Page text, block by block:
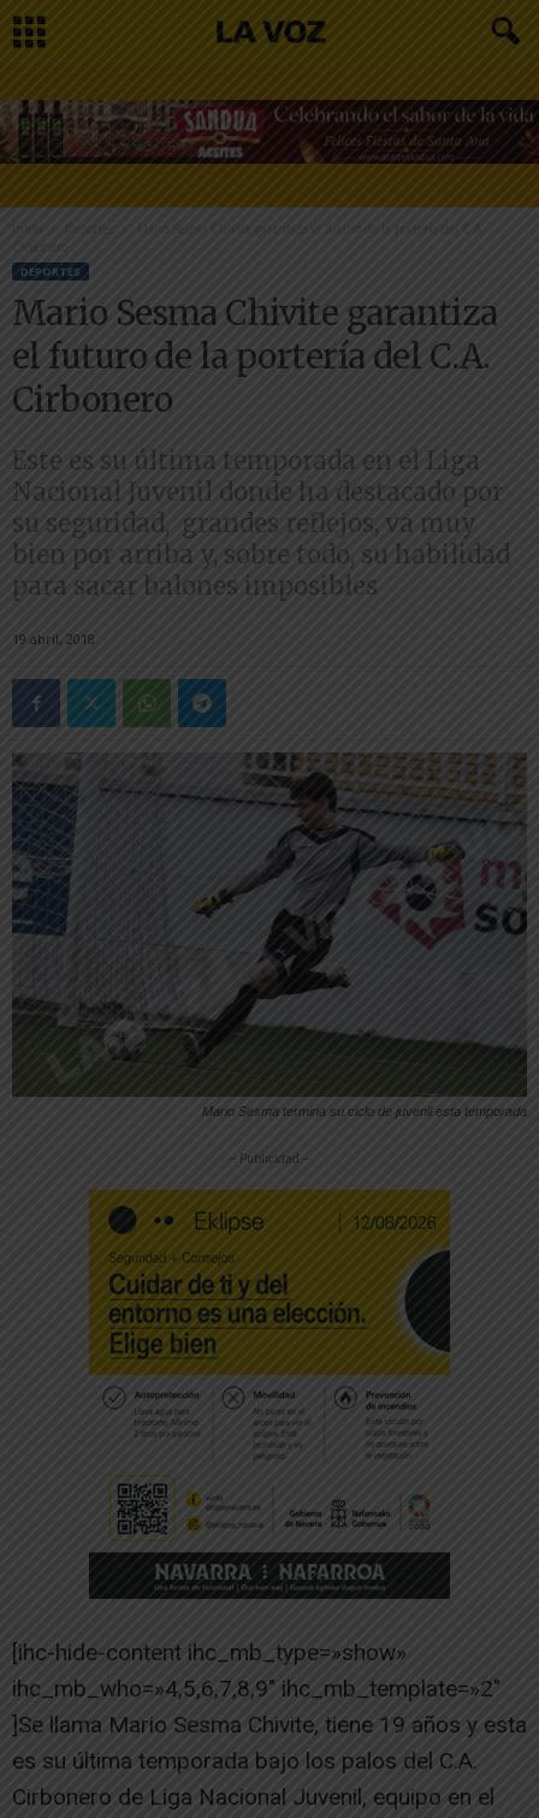
Inicio
Mario Sesma Chivite garantiza el futuro de la portería del C.A.
Cirbonero
DEPORTES
Mario Sesma Chivite garantiza
el futuro de la portería del C.A.
Cirbonero
Este es su última temporada en el Liga
Nacional Juvenil donde ha destacado por
su seguridad, grandes reflejos, va muy
bien por arriba y, sobre todo, su habilidad
para sacar balones imposibles
19 abril, 2018
Mario Sesma termina su ciclo de juvenil esta temporada
-- Publicidad --
[ihc-hide-content ihc_mb_type=»show»
ihc_mb_who=»4,5,6,7,8,9″ ihc_mb_template=»2″
]Se llama Mario Sesma Chivite, tiene 19 años y esta
es su última temporada bajo los palos del C.A.
Cirbonero de Liga Nacional Juvenil, equipo en el